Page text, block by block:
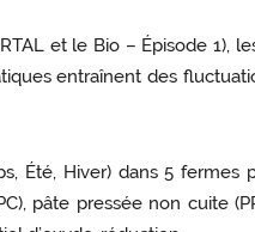
et le Bio – Épisode
entraînent des
Été, Hiver) dans 5
pâte pressée non cuite